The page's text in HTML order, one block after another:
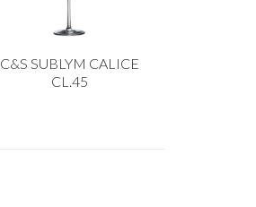
C&S SUBLYM CALICE
CL.45